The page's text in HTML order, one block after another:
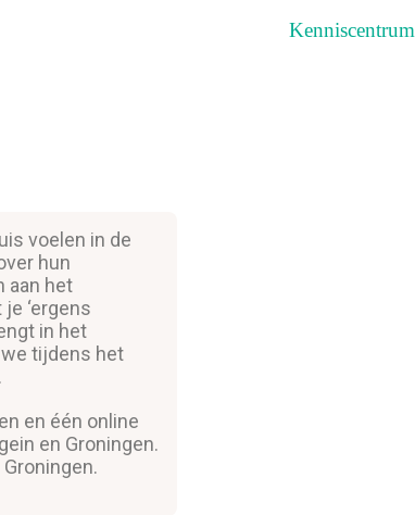
Kenniscentrum
voelen in de
hun
aan het
‘ergens
in het
we tijdens het
en één online
en Groningen.